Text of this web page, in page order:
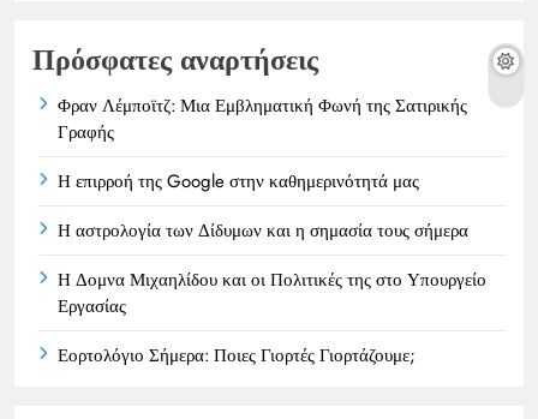
Πρόσφατες αναρτήσεις
Φραν Λέμποϊτζ: Μια Εμβληματική Φωνή της Σατιρικής
Γραφής
Η επιρροή της Google στην καθημερινότητά μας
Η αστρολογία των Δίδυμων και η σημασία τους σήμερα
Η Δομνα Μιχαηλίδου και οι Πολιτικές της στο Υπουργείο
Εργασίας
Εορτολόγιο Σήμερα: Ποιες Γιορτές Γιορτάζουμε;